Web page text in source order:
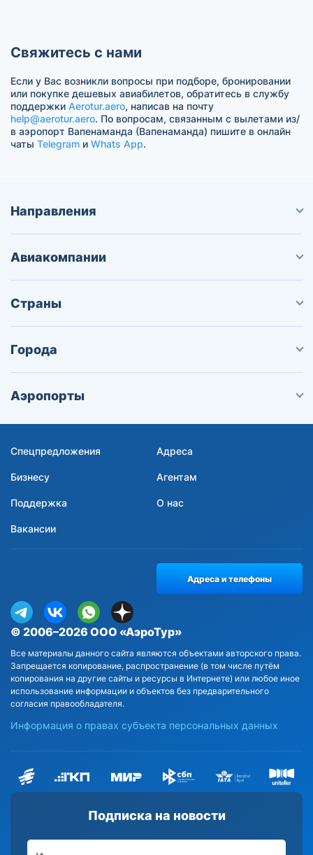
Свяжитесь с нами
Если у Вас возникли вопросы при подборе, бронировании
или покупке дешевых авиабилетов, обратитесь в службу
поддержки Aerotur.aero, написав на почту
help@aerotur.aero. По вопросам, связанным с вылетами из/
в аэропорт Вапенаманда (Вапенаманда) пишите в онлайн
чаты Telegram и Whats App.
Направления
Авиакомпании
Страны
Города
Аэропорты
Спецпредложения Адреса
Бизнесу Агентам
Поддержка О нас
Вакансии
Подписка на новости
© 2006–2026 ООО «АэроТур»
Все материалы данного сайта являются объектами авторского права.
Запрещается копирование, распространение (в том числе путём
копирования на другие сайты и ресурсы в Интернете) или любое иное
использование информации и объектов без предварительного
согласия правообладателя.
Информация о правах субъекта персональных данных
Адреса и телефоны